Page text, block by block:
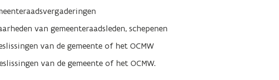
van gemeenteraadsleden, schepenen
van de gemeente of het OCMW
van de gemeente of het OCMW.